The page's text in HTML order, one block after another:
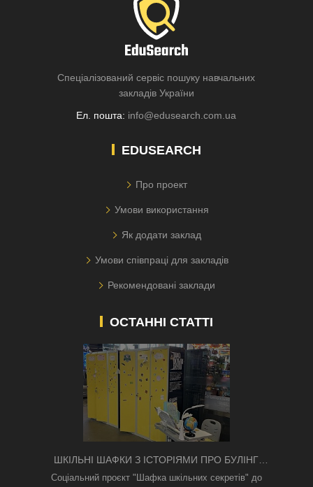
Спеціалізований сервіс пошуку навчальних
закладів України
Ел. пошта: info@edusearch.com.ua
EDUSEARCH
Про проект
Умови використання
Як додати заклад
Умови співпраці для закладів
Рекомендовані заклади
ОСТАННІ СТАТТІ
ШКІЛЬНІ ШАФКИ З ІСТОРІЯМИ ПРО БУЛІНГ
З'ЯВИЛИСЯ В КИЄВІ
Соціальний проєкт "Шафка шкільних секретів" до